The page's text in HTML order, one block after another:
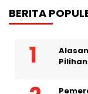
BERITA